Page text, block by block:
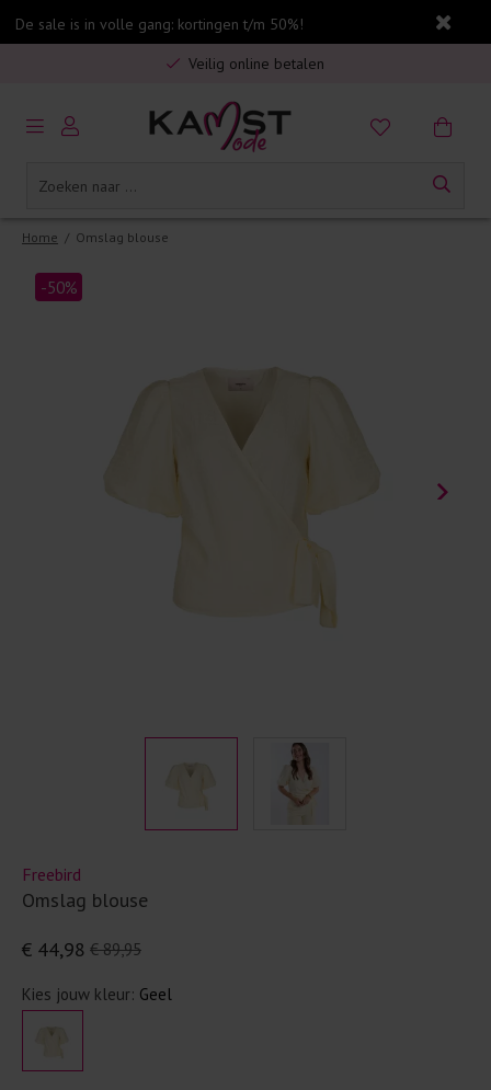
De sale is in volle gang: kortingen t/m 50%!
Gratis verzending in Nederland vanaf €75,-
Veilig online betalen
5% spaarbonus op jouw aankoop
Gratis verzending in Nederland vanaf €75,-
Home / Omslag blouse
-50%
Freebird
Omslag blouse
€ 89,95
€ 44,98
Kies jouw kleur: Geel